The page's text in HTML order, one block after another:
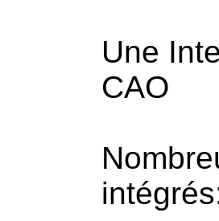
Une
CAO